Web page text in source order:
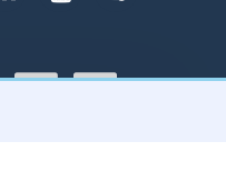
Design By Gemlik Web